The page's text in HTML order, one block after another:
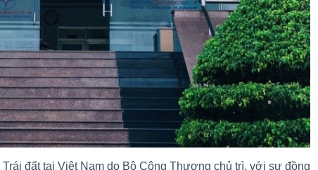
đất tại Việt Nam do Bộ Công Thương chủ trì, với sự đồng